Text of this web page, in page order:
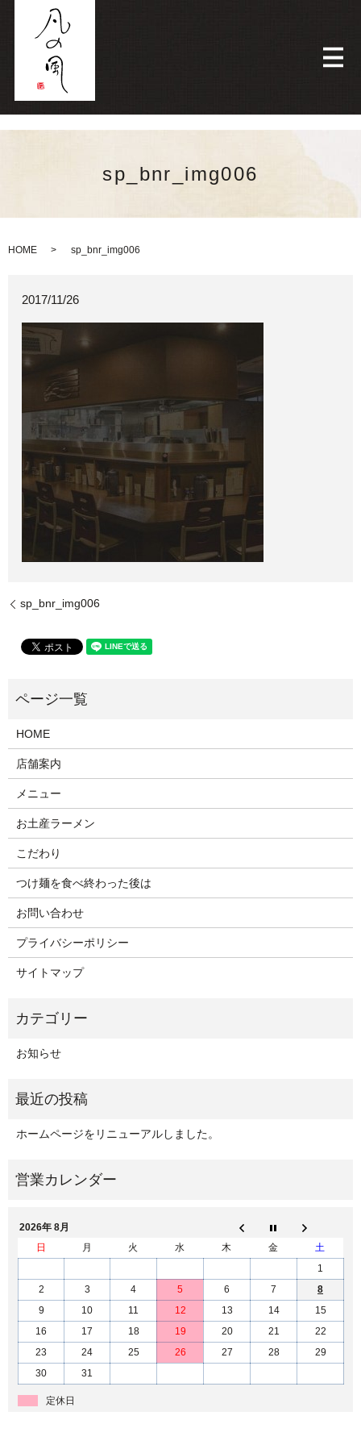
メ
sp_bnr_img006
HOME sp_bnr_img006
2017/11/26
sp_bnr_img006
HOME
店舗案内
メニュー
お土産ラーメン
こだわり
つけ麺を食べ終わった後は
お問い合わせ
プライバシーポリシー
サイトマップ
お知らせ
ホームページをリニューアルしました。
2026年 8月
日
月 火 水 木 金
土
1
2
3 4 5 6 7
8
9
10 11 12 13 14
15
16
17 18 19 20 21
22
23
24 25 26 27 28
29
30
31
定休日